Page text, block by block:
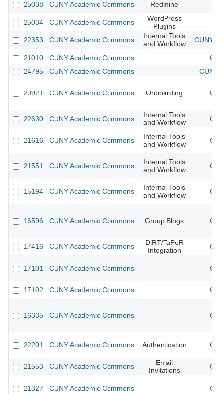
25038 CUNY Academic Commons Redmine
25034 CUNY Academic Commons
WordPress
Plugins
22353
CUNY Academic Commons
Internal Tools
and Workflow
CUNY
21010 CUNY Academic Commons
24795
CUNY Academic Commons
20921 CUNY Academic Commons Onboarding
22630 CUNY Academic Commons
Internal Tools
and Workflow
21616 CUNY Academic Commons
Internal Tools
and Workflow
21551 CUNY Academic Commons
Internal Tools
and Workflow
15194 CUNY Academic Commons
Internal Tools
and Workflow
16596 CUNY Academic Commons Group Blogs
17416 CUNY Academic Commons
DiRT/TaPoR
Integration
17101 CUNY Academic Commons
17102 CUNY Academic Commons
16335 CUNY Academic Commons
22201 CUNY Academic Commons Authentication
21553 CUNY Academic Commons
Email
Invitations
21327 CUNY Academic Commons